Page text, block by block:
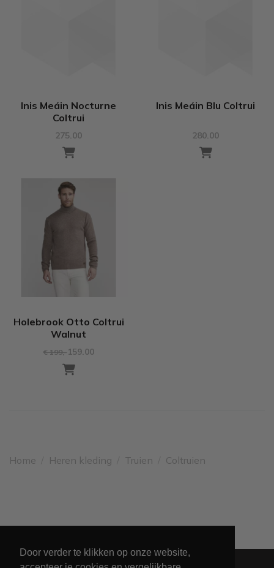
Door verder te klikken op onze website,
Inis Meáin Nocturne
Coltrui
275.00
Inis Meáin Blu Coltrui
280.00
Holebrook Otto Coltrui
Walnut
€ 199,- 159.00
Home Heren kleding Truien Coltruien